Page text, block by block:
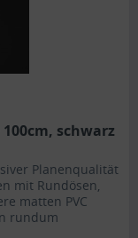
schwarz
Planenqualität
mit Rundösen,
matten PVC
rundum